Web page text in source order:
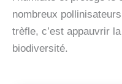
nombreux
trèfle, c’est appauvrir
biodiversité.